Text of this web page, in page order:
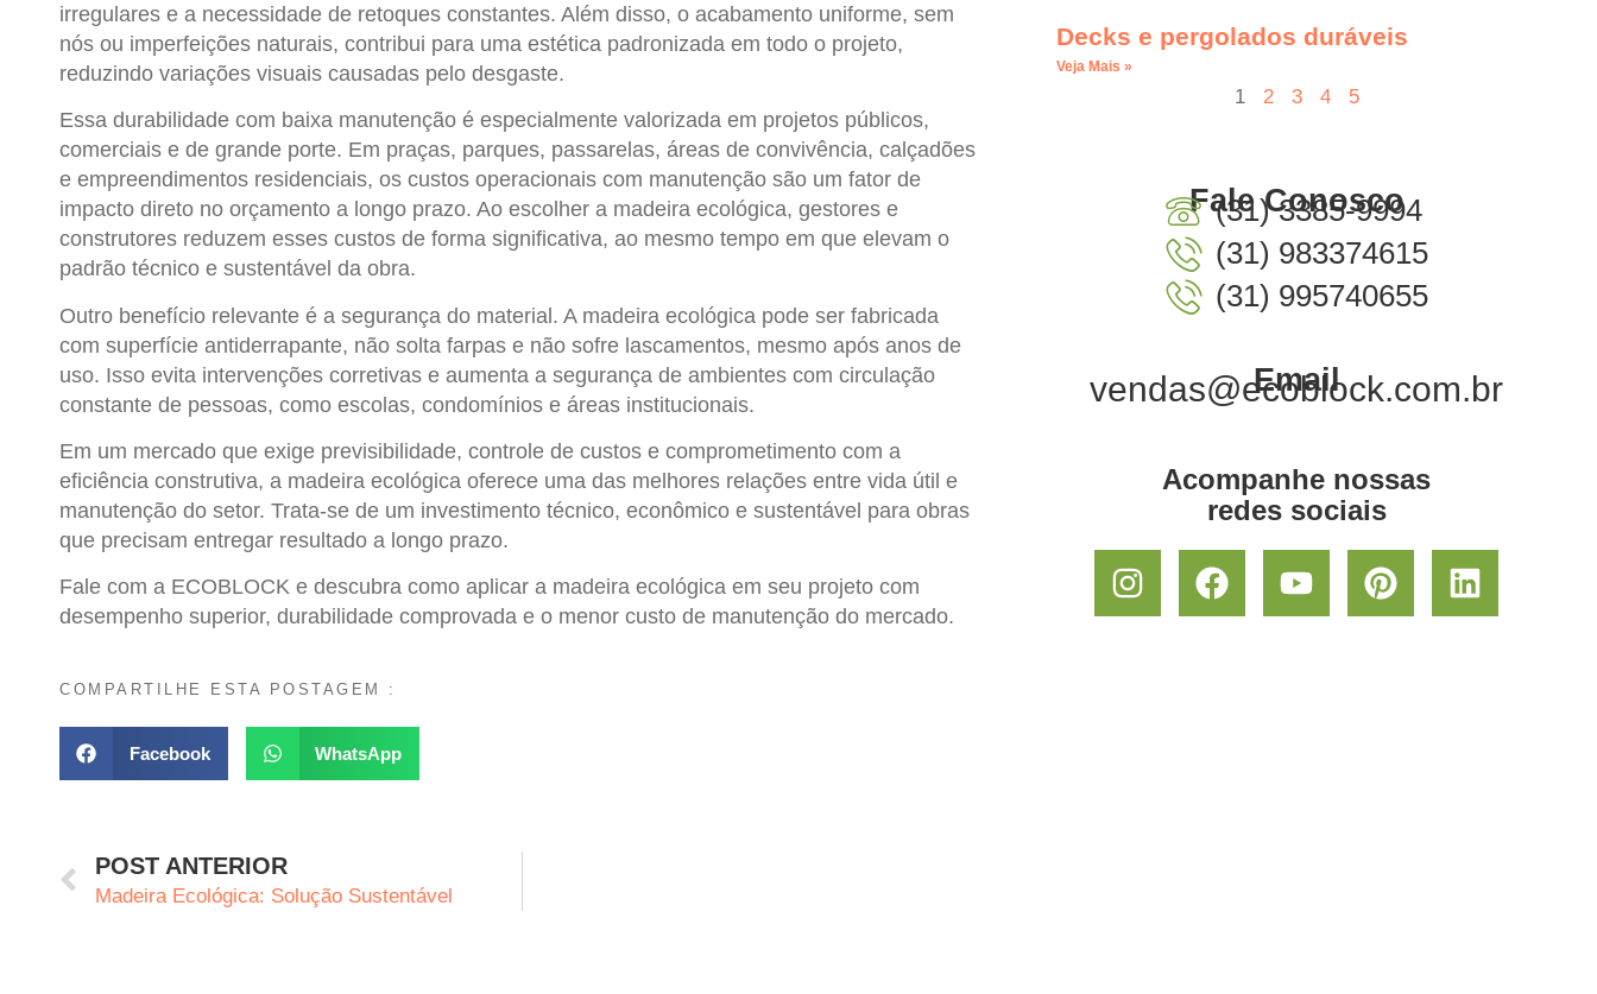
irregulares e a necessidade de retoques constantes. Além disso, o acabamento uniforme, sem
nós ou imperfeições naturais, contribui para uma estética padronizada em todo o projeto,
reduzindo variações visuais causadas pelo desgaste.
Essa durabilidade com baixa manutenção é especialmente valorizada em projetos públicos,
comerciais e de grande porte. Em praças, parques, passarelas, áreas de convivência, calçadões
e empreendimentos residenciais, os custos operacionais com manutenção são um fator de
impacto direto no orçamento a longo prazo. Ao escolher a madeira ecológica, gestores e
construtores reduzem esses custos de forma significativa, ao mesmo tempo em que elevam o
padrão técnico e sustentável da obra.
Outro benefício relevante é a segurança do material. A madeira ecológica pode ser fabricada
com superfície antiderrapante, não solta farpas e não sofre lascamentos, mesmo após anos de
uso. Isso evita intervenções corretivas e aumenta a segurança de ambientes com circulação
constante de pessoas, como escolas, condomínios e áreas institucionais.
Em um mercado que exige previsibilidade, controle de custos e comprometimento com a
eficiência construtiva, a madeira ecológica oferece uma das melhores relações entre vida útil e
manutenção do setor. Trata-se de um investimento técnico, econômico e sustentável para obras
que precisam entregar resultado a longo prazo.
Fale com a ECOBLOCK e descubra como aplicar a madeira ecológica em seu projeto com
desempenho superior, durabilidade comprovada e o menor custo de manutenção do mercado.
COMPARTILHE ESTA POSTAGEM :
Facebook WhatsApp
POST ANTERIOR
Madeira Ecológica: Solução Sustentável
Decks e pergolados duráveis
Veja Mais »
1 2 3 4 5
Fale Conosco
(31) 3385-9994
(31) 983374615
(31) 995740655
Email
vendas@ecoblock.com.br
Acompanhe nossas
redes sociais